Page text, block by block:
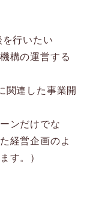
を行いたい
構の運営する
関連した事業開
ンだけでな
経営企画のよ
す。）